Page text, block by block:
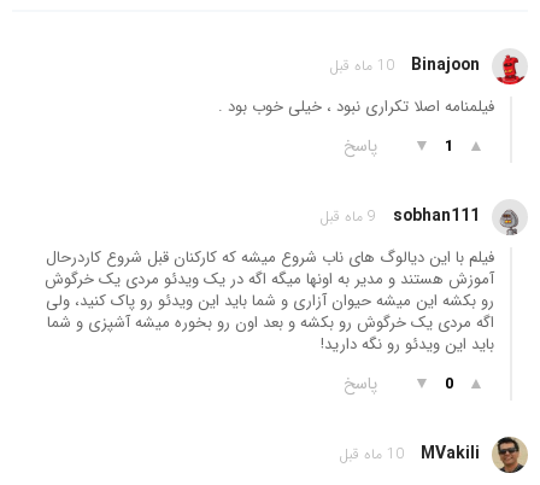
Binajoon 10 ماه قبل
فیلمنامه اصلا تکراری نبود ، خیلی خوب بود .
▲
1
▼ پاسخ
sobhan111 9 ماه قبل
فیلم با این دیالوگ های ناب شروع میشه که کارکنان قبل شروع کاردرحال
آموزش هستند و مدیر به اونها میگه اگه در یک ویدئو مردی یک خرگوش
رو بکشه این میشه حیوان آزاری و شما باید این ویدئو رو پاک کنید، ولی
اگه مردی یک خرگوش رو بکشه و بعد اون رو بخوره میشه آشپزی و شما
باید این ویدئو رو نگه دارید!
▲
0
▼ پاسخ
MVakili 10 ماه قبل